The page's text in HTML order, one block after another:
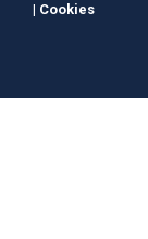
| Cookies